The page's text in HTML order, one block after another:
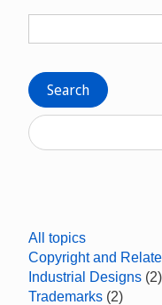
Search
All topics
Copyright and
Industrial Designs (2)
Trademarks (2)